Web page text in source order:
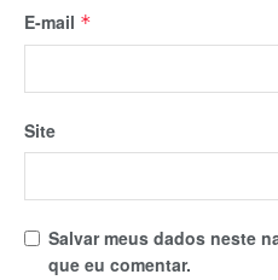
E-mail *
Site
Salvar meus dados neste
que eu comentar.